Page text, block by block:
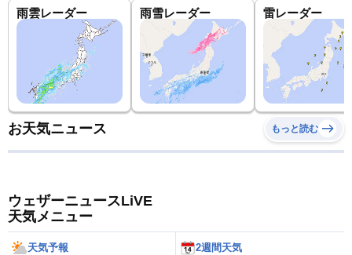
雨雲レーダー 雨雪レーダー 雷レーダー
お天気ニュース もっと読む
ウェザーニュースLiVE
天気メニュー
天気予報 2週間天気